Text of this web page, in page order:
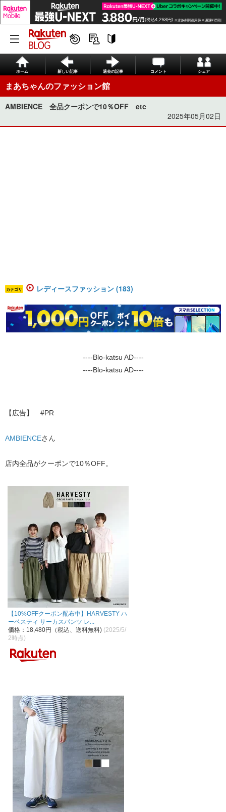
ホーム 新しい記事 過去の記事 コメント シェア
まあちゃんのファッション館
AMBIENCE 全品クーポンで10％OFF etc
2025年05月02日
カテゴリ レディースファッション (183)
----Blo-katsu AD----
----Blo-katsu AD----
【広告】 #PR
AMBIENCEさん
店内全品がクーポンで10％OFF。
【10%OFFクーポン配布中】HARVESTY ハ
ーベスティ サーカスパンツ レ...
価格：18,480円（税込、送料無料) (2025/5/
2時点)